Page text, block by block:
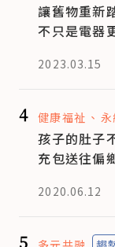
讓舊物重新
不只是電器
2023.03.15
4 健康福祉
孩子的肚子
充包送往偏
2020.06.12
5